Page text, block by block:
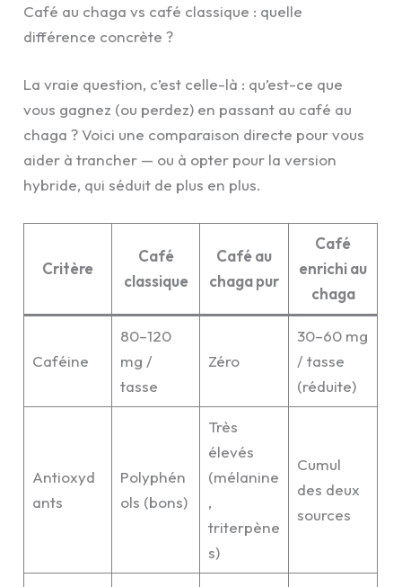
Café au chaga vs café classique : quelle
différence concrète ?
La vraie question, c’est celle-là : qu’est-ce que
vous gagnez (ou perdez) en passant au café au
chaga ? Voici une comparaison directe pour vous
aider à trancher — ou à opter pour la version
hybride, qui séduit de plus en plus.
Critère
Café
classique
Café au
chaga pur
Café
enrichi au
chaga
Caféine
80–120
mg /
tasse
Zéro
30–60 mg
/ tasse
(réduite)
Antioxyd
ants
Polyphén
ols (bons)
Très
élevés
(mélanine
,
triterpène
s)
Cumul
des deux
sources